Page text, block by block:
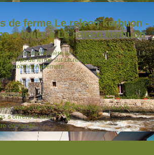
de ferme Le relecq kerhuon -
a louer à Le relecq kerhuon
immobilière de Corps de ferme à louer Le
Corps de ferme sur Le relecq kerhuon grâce aux
Autrement.
à vous proposer dans la catégorie pour le
s'offrent à vous :
demande